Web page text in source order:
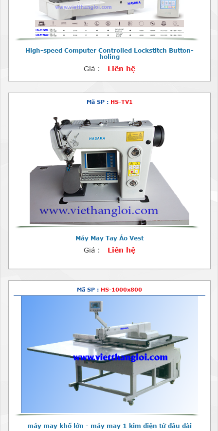
High-speed Computer Controlled Lockstitch Button-
holing
Giá : Liên hệ
Mã SP : HS-TV1
Máy May Tay Áo Vest
Giá : Liên hệ
Mã SP : HS-1000x800
máy may khổ lớn - máy may 1 kim điện tử đầu dài